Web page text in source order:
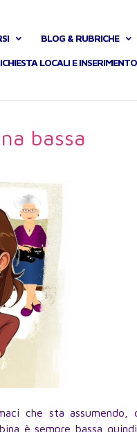
BLOG & RUBRICHE
LOCALI E
bassa
che sta assumendo,
è sempre bassa